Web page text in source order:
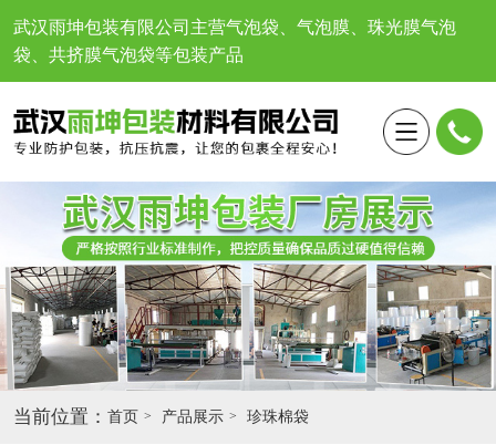
武汉雨坤包装有限公司 主营气泡袋、气泡膜、珠光膜气泡
袋、共挤膜气泡袋等包装产品
当前位置： 首页 产品展示 珍珠棉袋